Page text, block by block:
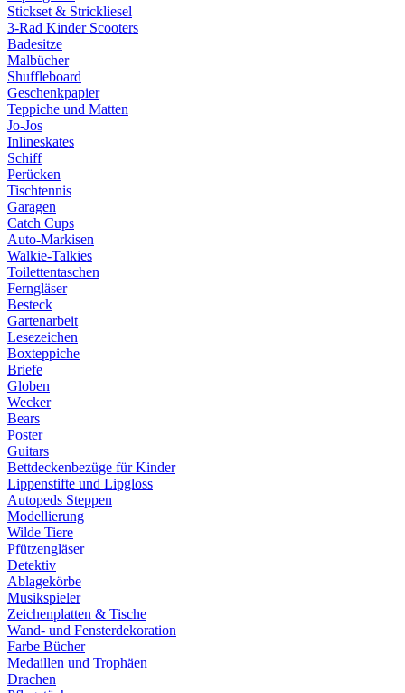
Stickset & Strickliesel
3-Rad Kinder Scooters
Badesitze
Malbücher
Shuffleboard
Geschenkpapier
Teppiche und Matten
Jo-Jos
Inlineskates
Schiff
Perücken
Tischtennis
Garagen
Catch Cups
Auto-Markisen
Walkie-Talkies
Toilettentaschen
Ferngläser
Besteck
Gartenarbeit
Lesezeichen
Boxteppiche
Briefe
Globen
Wecker
Bears
Poster
Guitars
Bettdeckenbezüge für Kinder
Lippenstifte und Lipgloss
Autopeds Steppen
Modellierung
Wilde Tiere
Pfützengläser
Detektiv
Ablagekörbe
Musikspieler
Zeichenplatten & Tische
Wand- und Fensterdekoration
Farbe Bücher
Medaillen und Trophäen
Drachen